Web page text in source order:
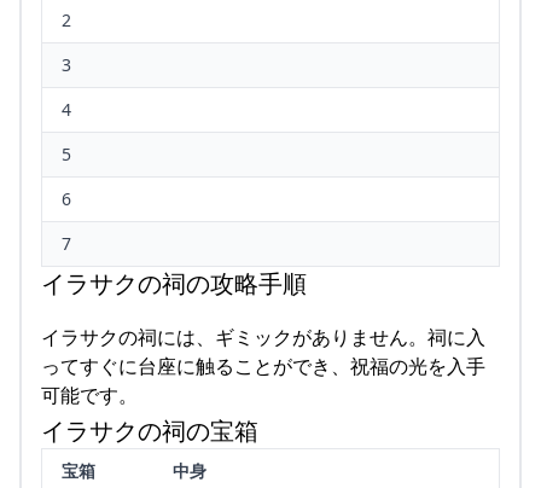
2
3
4
5
6
7
イラサクの祠の攻略手順
イラサクの祠には、ギミックがありません。祠に入
ってすぐに台座に触ることができ、祝福の光を入手
可能です。
イラサクの祠の宝箱
宝箱
中身